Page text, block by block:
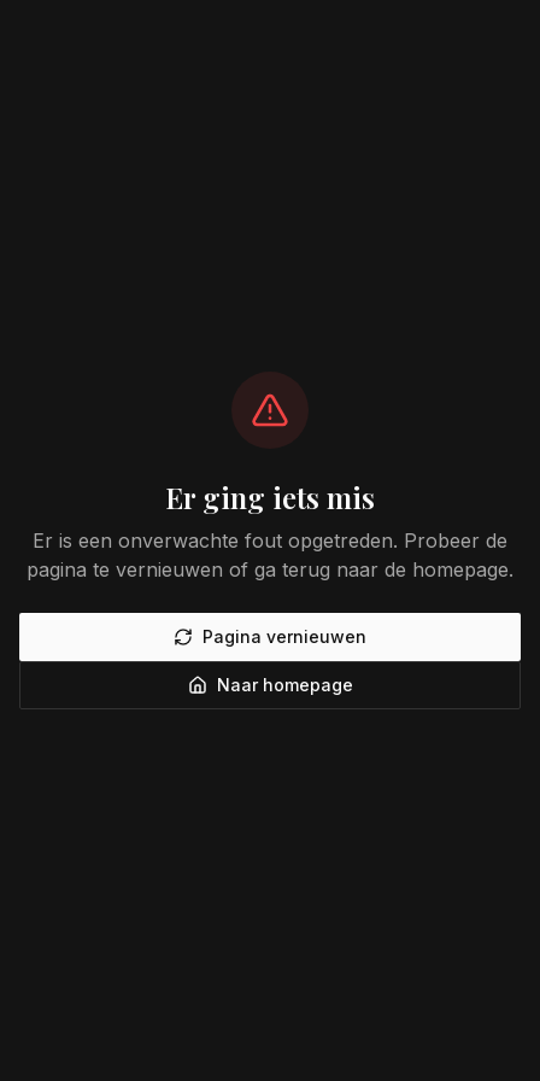
Er ging iets mis
Er is een onverwachte fout opgetreden. Probeer de
pagina te vernieuwen of ga terug naar de homepage.
Pagina vernieuwen
Naar homepage